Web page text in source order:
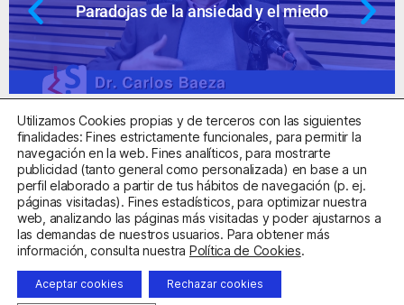
Ansiedad: supuestos
Centro Sanitario Autorizado con el código E08737002
Aviso LegalPolítica de PrivacidadPolítica de Cookies
Clínica de la Ansiedad. Teléfonos:932263020
Utilizamos Cookies propias y de terceros con las siguientes
finalidades: Fines estrictamente funcionales, para permitir la
navegación en la web. Fines analíticos, para mostrarte
publicidad (tanto general como personalizada) en base a un
perfil elaborado a partir de tus hábitos de navegación (p. ej.
páginas visitadas). Fines estadísticos, para optimizar nuestra
web, analizando las páginas más visitadas y poder ajustarnos a
las demandas de nuestros usuarios. Para obtener más
información, consulta nuestra Política de Cookies.
Aceptar cookies Rechazar cookies